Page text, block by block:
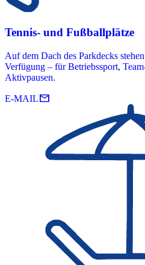
Tennis- und Fußballplätze
Auf dem Dach des Parkdecks
Verfügung – für Betriebssport,
Aktivpausen.
E-MAILmail